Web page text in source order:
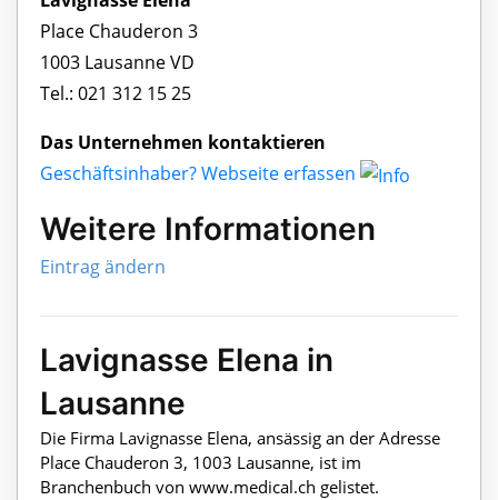
Place Chauderon 3
1003 Lausanne VD
Tel.: 021 312 15 25
Das Unternehmen kontaktieren
Geschäftsinhaber? Webseite erfassen
Weitere Informationen
Eintrag ändern
Lavignasse Elena in
Lausanne
Die Firma Lavignasse Elena, ansässig an der Adresse
Place Chauderon 3, 1003 Lausanne, ist im
Branchenbuch von www.medical.ch gelistet.